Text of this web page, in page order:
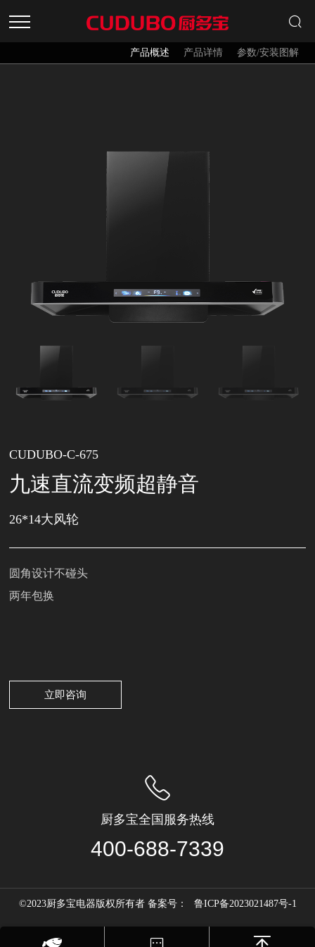
首页
参数/安装图解
产品详情
产品概述
CUDUBO-C-675
九速直流变频超静音
26*14大风轮
圆角设计不碰头
两年包换
立即咨询
厨多宝全国服务热线
400-688-7339
©2023厨多宝电器版权所有者 备案号： 鲁ICP备2023021487号-1